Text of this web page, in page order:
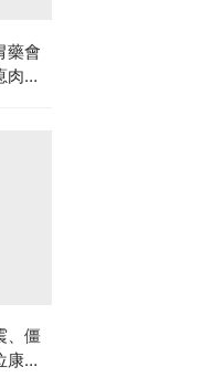
藥會
癌
、僵
復